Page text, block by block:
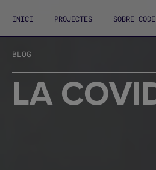
INICI PROJECTES SOBRE CODE
BLOG
LA